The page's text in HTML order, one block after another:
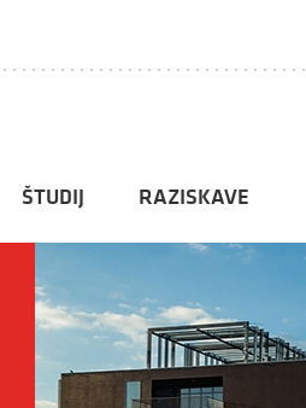
ŠTUDIJ RAZISKAVE